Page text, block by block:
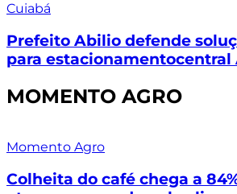
Cuiabá
Prefeito Abilio defende
para estacionamentocentral
MOMENTO AGRO
Momento Agro
Colheita do café chega a